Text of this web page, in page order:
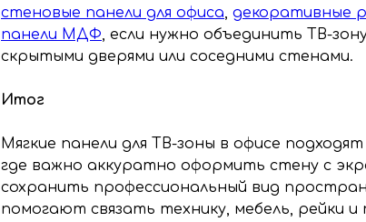
стеновые панели для офиса, декоративные
панели МДФ, если нужно объединить ТВ-
скрытыми дверями или соседними стенами.
Итог
Мягкие панели для ТВ-зоны в офисе
где важно аккуратно оформить стену с
сохранить профессиональный вид
помогают связать технику, мебель, рейки и